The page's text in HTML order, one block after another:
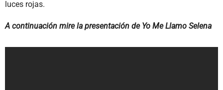
luces rojas.
A continuación mire la presentación de Yo Me Llamo Selena